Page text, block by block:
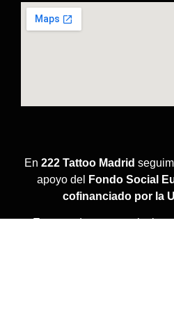
En 222 Tattoo Madrid
apoyo del
Fondo Social
cofinanciado por la
Esta ayuda nos permite